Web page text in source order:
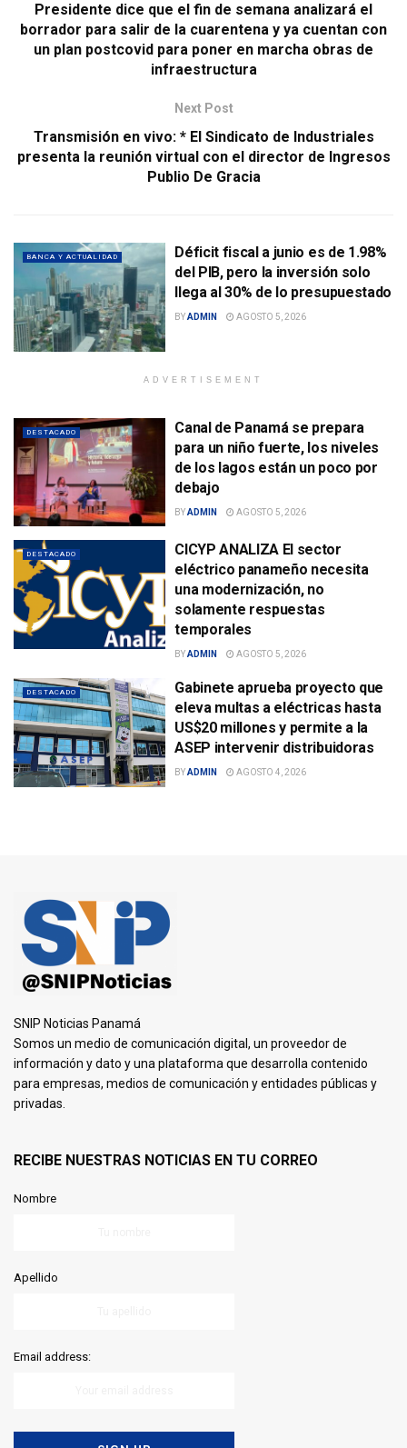
Presidente dice que el fin de semana analizará el
borrador para salir de la cuarentena y ya cuentan con
un plan postcovid para poner en marcha obras de
infraestructura
Next Post
Transmisión en vivo: * El Sindicato de Industriales
presenta la reunión virtual con el director de Ingresos
Publio De Gracia
BANCA Y ACTUALIDAD
Déficit fiscal a junio es de 1.98%
del PIB, pero la inversión solo
llega al 30% de lo presupuestado
BYADMIN AGOSTO 5, 2026
ADVERTISEMENT
DESTACADO
Canal de Panamá se prepara
para un niño fuerte, los niveles
de los lagos están un poco por
debajo
BYADMIN AGOSTO 5, 2026
DESTACADO
CICYP ANALIZA El sector
eléctrico panameño necesita
una modernización, no
solamente respuestas
temporales
BYADMIN AGOSTO 5, 2026
DESTACADO
Gabinete aprueba proyecto que
eleva multas a eléctricas hasta
US$20 millones y permite a la
ASEP intervenir distribuidoras
BYADMIN AGOSTO 4, 2026
SNIP Noticias Panamá
Somos un medio de comunicación digital, un proveedor de
información y dato y una plataforma que desarrolla contenido
para empresas, medios de comunicación y entidades públicas y
privadas.
RECIBE NUESTRAS NOTICIAS EN TU CORREO
Nombre
Apellido
Email address: